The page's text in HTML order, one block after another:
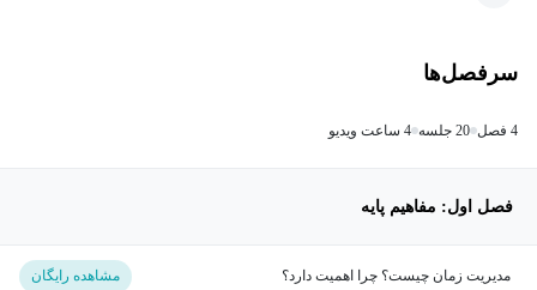
سرفصل‌ها
4 فصل 20 جلسه 4 ساعت ویدیو
فصل اول: مفاهیم پایه
مدیریت زمان چیست؟ چرا اهمیت دارد؟ مشاهده رایگان